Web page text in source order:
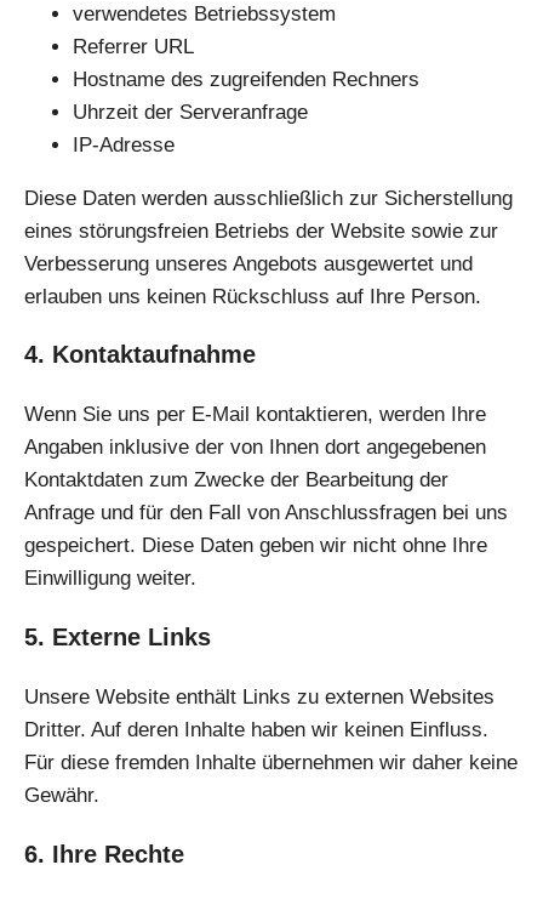
verwendetes Betriebssystem
Referrer URL
Hostname des zugreifenden Rechners
Uhrzeit der Serveranfrage
IP-Adresse
Diese Daten werden ausschließlich zur Sicherstellung
eines störungsfreien Betriebs der Website sowie zur
Verbesserung unseres Angebots ausgewertet und
erlauben uns keinen Rückschluss auf Ihre Person.
4. Kontaktaufnahme
Wenn Sie uns per E-Mail kontaktieren, werden Ihre
Angaben inklusive der von Ihnen dort angegebenen
Kontaktdaten zum Zwecke der Bearbeitung der
Anfrage und für den Fall von Anschlussfragen bei uns
gespeichert. Diese Daten geben wir nicht ohne Ihre
Einwilligung weiter.
5. Externe Links
Unsere Website enthält Links zu externen Websites
Dritter. Auf deren Inhalte haben wir keinen Einfluss.
Für diese fremden Inhalte übernehmen wir daher keine
Gewähr.
6. Ihre Rechte